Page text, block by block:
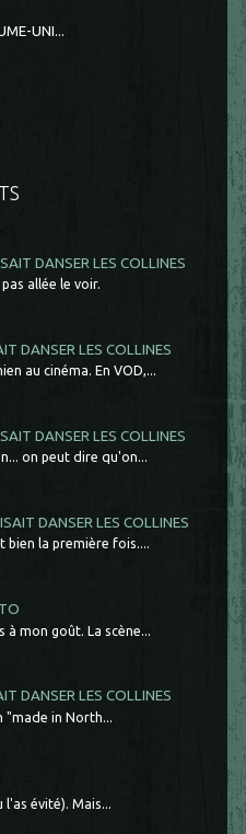
UNI...
DANSER LES COLLINES
allée le voir.
DANSER LES COLLINES
au cinéma. En VOD,...
DANSER LES COLLINES
on peut dire qu'on...
DANSER LES COLLINES
bien la première fois....
mon goût. La scène...
DANSER LES COLLINES
in North...
évité). Mais...